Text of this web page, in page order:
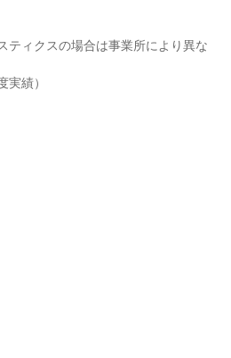
ティクスの場合は事業所により異な
績）